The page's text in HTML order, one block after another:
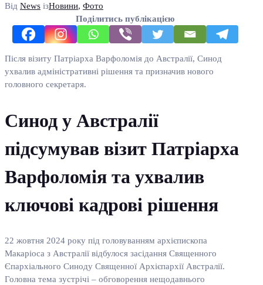
Від News ізНовини, Фото
Поділитись публікацією
Після візиту Патріарха Варфоломія до Австралії, Синод
ухвалив адміністративні рішення та призначив нового
головного секретаря.
Синод у Австралії
підсумував візит Патріарха
Варфоломія та ухвалив
ключові кадрові рішення
22 жовтня 2024 року під головуванням архієпископа
Макаріоса з Австралії відбулося засідання Священного
Єпархіального Синоду Священної Архієпархії Австралії.
Головна тема зустрічі – обговорення нещодавнього